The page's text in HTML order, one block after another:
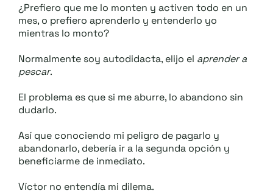
¿Prefiero que me lo monten y activen todo en un
mes, o prefiero aprenderlo y entenderlo yo
mientras lo monto?
Normalmente soy autodidacta, elijo el aprender a
pescar.
El problema es que si me aburre, lo abandono sin
dudarlo.
Así que conociendo mi peligro de pagarlo y
abandonarlo, debería ir a la segunda opción y
beneficiarme de inmediato.
Víctor no entendía mi dilema.